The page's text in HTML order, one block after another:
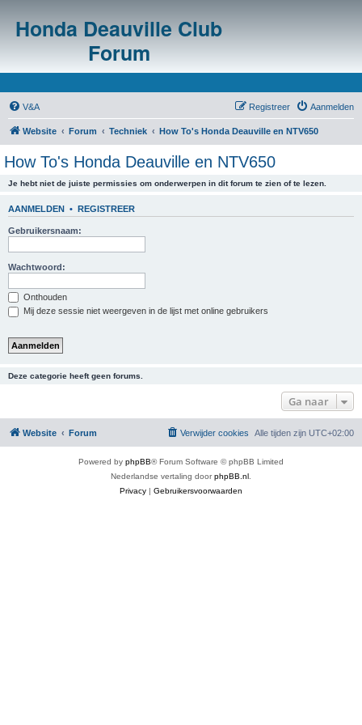
Honda Deauville Club
Forum
V&A Aanmelden
Registreer
Website Forum Techniek How To's Honda Deauville en NTV650
How To's Honda Deauville en NTV650
Je hebt niet de juiste permissies om onderwerpen in dit forum te zien of te lezen.
AANMELDEN • REGISTREER
Gebruikersnaam:
Wachtwoord:
Onthouden
Mij deze sessie niet weergeven in de lijst met online gebruikers
Deze categorie heeft geen forums.
Ga naar
Website Forum Alle tijden zijn UTC+02:00
Verwijder cookies
Powered by phpBB® Forum Software © phpBB Limited
Nederlandse vertaling doorphpBB.nl
Privacy | Gebruikersvoorwaarden